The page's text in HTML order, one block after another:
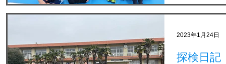
探検日記
2023年1月24日